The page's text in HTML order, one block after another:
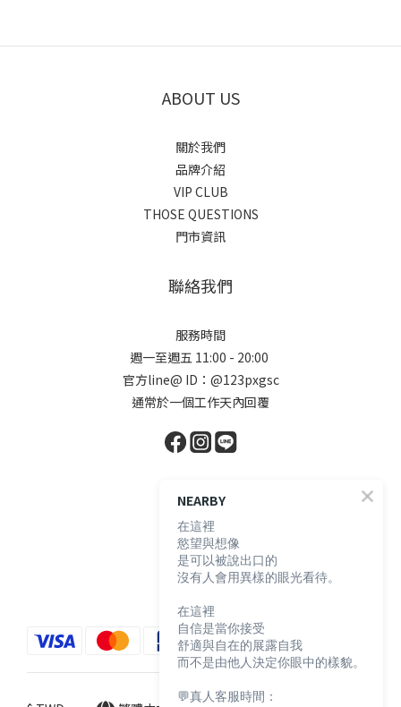
ABOUT US
關於我們
品牌介紹
VIP CLUB
THOSE QUESTIONS
門市資訊
聯絡我們
服務時間
週一至週五 11:00 - 20:00
官方line@ ID：@123pxgsc
通常於一個工作天內回覆
顧客服務
購物須知
退換貨說明
防詐騙宣導
NEARBY
在這裡
慾望與想像
是可以被說出口的
沒有人會用異樣的眼光看待。
在這裡
自信是當你接受
舒適與自在的展露自我
而不是由他人決定你眼中的樣貌。
💬真人客服時間：